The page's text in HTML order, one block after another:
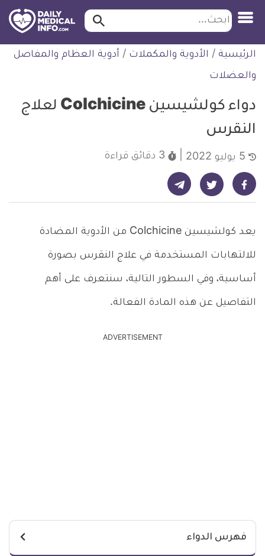
التخطي
للمحتوى
طبية
ابحث ابحث…
الرئيسية / الأدوية والمكملات / أدوية العظام والمفاصل
والعضلات
دواء كولشيسين Colchicine لعلاج
النقرس
3 دقائق قراءة
شارك على فيسبوك - ديلي ميديكال انفو شارك على تويتر - ديلي ميديكال انفو شارك على تيليجرام - ديلي ميديكال انفو
يعد كولشيسين Colchicine من الأدوية المضادة
للالتهابات المستخدمة في علاج النقرس بصورة
أساسية، وفي السطور التالية، سنتعرف على أهم
التفاصيل عن هذه المادة الفعالة.
ADVERTISEMENT
فهرس الدواء